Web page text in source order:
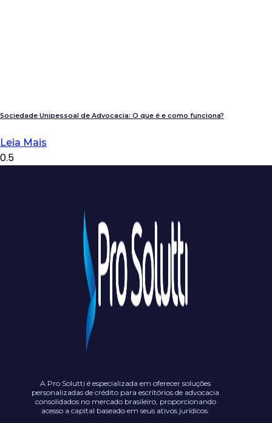
Sociedade Unipessoal de Advocacia: O que é e como funciona?
Leia Mais
A Pro Solutti é especializada em oferecer soluções
personalizadas de crédito para escritórios de advocacia
consolidados no mercado brasileiro, proporcionando
acesso a capital baseado em seus ativos jurídicos.